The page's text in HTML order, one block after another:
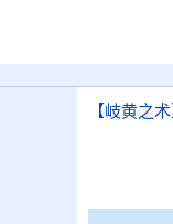
【岐黄之术